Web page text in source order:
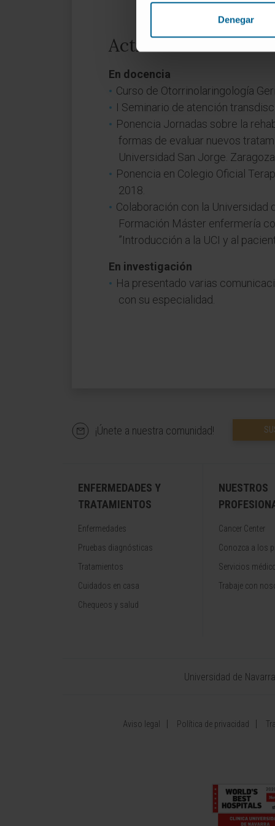
Denegar
Actividad
En docencia
Curso de Otorrinolaringología
I Seminario de atención
Ponencia Jornadas sobre la
formas de evaluar nuevos
Universidad San Jorge.
Ponencia en Colegio Oficial
2018.
Colaboración con la
Formación Máster enfermería
”Introducción a la UCI y al
En investigación
Ha presentado varias
con su especialidad.
¡Únete a nuestra comunidad!
ENFERMEDADES Y
TRATAMIENTOS
Enfermedades
Pruebas diagnósticas
Tratamientos
Cuidados en casa
Chequeos y salud
NUESTROS
Cancer Center
Conozca a los
Servicios
Trabaje con
Universidad de Navarra
Aviso legal Política de privacidad